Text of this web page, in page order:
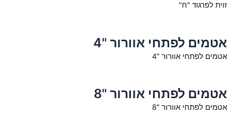
זוית לפרגוד "ח"
אטמים לפתחי אוורור "4
אטמים לפתחי אוורור "4
אטמים לפתחי אוורור "8
אטמים לפתחי אוורור "8